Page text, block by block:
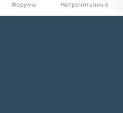
Уже есть
Форумы Непрочитанные